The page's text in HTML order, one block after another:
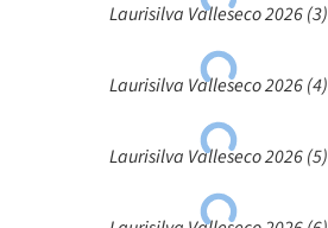
Laurisilva Valleseco 2026 (3)
Laurisilva Valleseco 2026 (4)
Laurisilva Valleseco 2026 (5)